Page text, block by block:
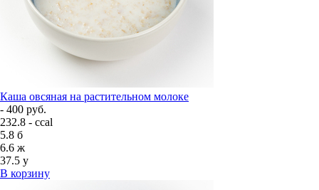
Каша овсяная на растительном молоке
- 400 руб.
232.8 - ccal
5.8 б
6.6 ж
37.5 у
В корзину